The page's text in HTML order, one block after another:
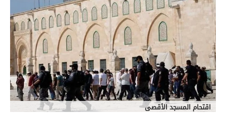
اقتحام المسجد الأقصى